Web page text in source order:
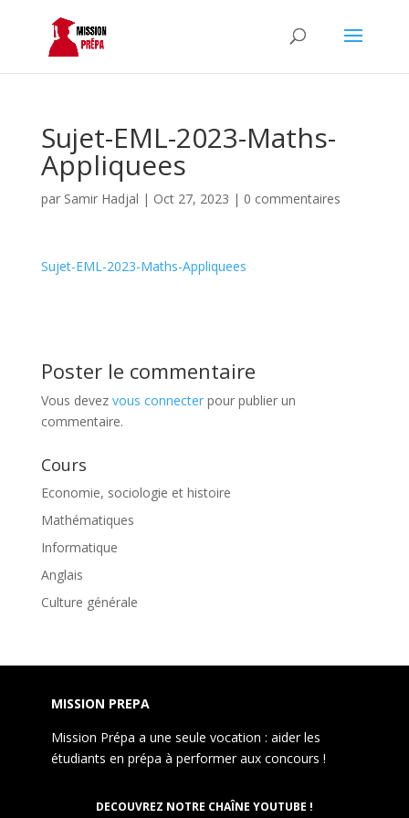
Sujet-EML-2023-Maths-
Appliquees
par Samir Hadjal | Oct 27, 2023 | 0 commentaires
Sujet-EML-2023-Maths-Appliquees
Poster le commentaire
Vous devez vous connecterpour publier un
commentaire.
Cours
Economie, sociologie et histoire
Mathématiques
Informatique
Anglais
Culture générale
MISSION PREPA
Mission Prépa a une seule vocation : aider les
étudiants en prépa à performer aux concours !
DECOUVREZ NOTRE CHAÎNE YOUTUBE !